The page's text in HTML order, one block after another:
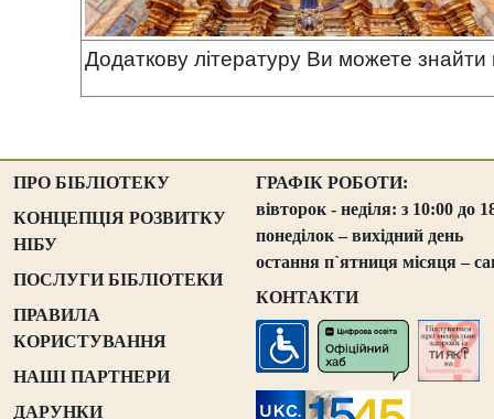
Додаткову літературу Ви можете
ПРО БІБЛІОТЕКУ
КОНЦЕПЦІЯ РОЗВИТКУ
НІБУ
ПОСЛУГИ БІБЛІОТЕКИ
ПРАВИЛА
КОРИСТУВАННЯ
НАШІ ПАРТНЕРИ
ДАРУНКИ
ГРАФІК РОБОТИ:
вівторок - неділя: з 10:00 до
понеділок – вихідний день
остання п`ятниця місяця –
КОНТАКТИ